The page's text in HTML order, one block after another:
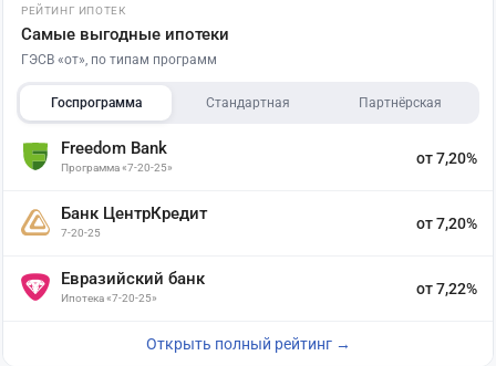
РЕЙТИНГ ИПОТЕК
Самые выгодные ипотеки
ГЭСВ «от», по типам программ
Госпрограмма Стандартная Партнёрская
Freedom Bank
Программа «7-20-25»
от 7,20%
Банк ЦентрКредит
7-20-25
от 7,20%
Евразийский банк
Ипотека «7-20-25»
от 7,22%
Открыть полный рейтинг →